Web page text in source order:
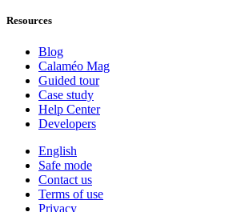
Resources
Blog
Calaméo Mag
Guided tour
Case study
Help Center
Developers
English
Safe mode
Contact us
Terms of use
Privacy